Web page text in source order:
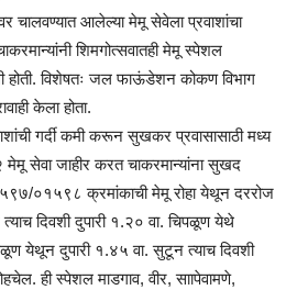
चालवण्यात आलेल्या मेमू सेवेला प्रवाशांचा
शिमगोत्सवातही मेमू स्पेशल
होती. विशेषतः जल फाऊंडेशन कोकण विभाग
केला होता.
गर्दी कमी करून सुखकर प्रवासासाठी मध्य
मेमू सेवा जाहीर करत चाकरमान्यांना सुखद
०१५९८ क्रमांकाची मेमू रोहा येथून दररोज
दिवशी दुपारी १.२० वा. चिपळूण येथे
येथून दुपारी १.४५ वा. सुटून त्याच दिवशी
ही स्पेशल माडगाव, वीर, साापेवामणे,